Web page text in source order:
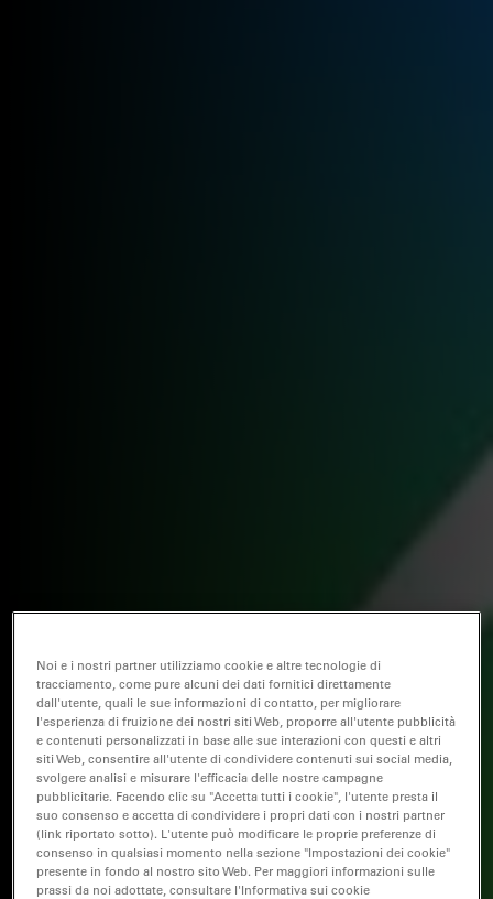
Noi e i nostri partner utilizziamo cookie e altre tecnologie di
tracciamento, come pure alcuni dei dati fornitici direttamente
dall'utente, quali le sue informazioni di contatto, per migliorare
l'esperienza di fruizione dei nostri siti Web, proporre all'utente pubblicità
e contenuti personalizzati in base alle sue interazioni con questi e altri
siti Web, consentire all'utente di condividere contenuti sui social media,
svolgere analisi e misurare l'efficacia delle nostre campagne
pubblicitarie. Facendo clic su "Accetta tutti i cookie", l'utente presta il
suo consenso e accetta di condividere i propri dati con i nostri partner
(link riportato sotto). L'utente può modificare le proprie preferenze di
consenso in qualsiasi momento nella sezione "Impostazioni dei cookie"
presente in fondo al nostro sito Web. Per maggiori informazioni sulle
prassi da noi adottate, consultare l'Informativa sui cookie